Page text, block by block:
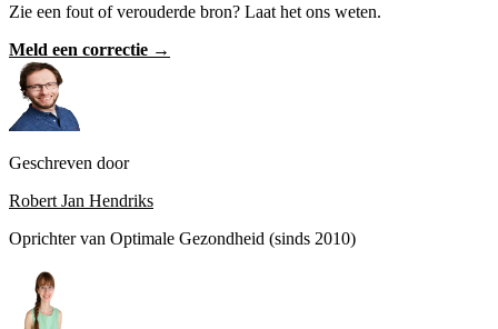
Zie een fout of verouderde bron? Laat het ons weten.
Meld een correctie →
Geschreven door
Robert Jan Hendriks
Oprichter van Optimale Gezondheid (sinds 2010)